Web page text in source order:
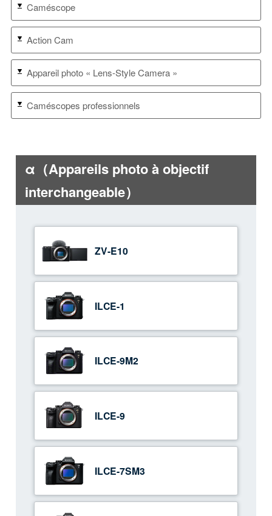
Caméscope
Action Cam
Appareil photo « Lens-Style Camera »
Caméscopes professionnels
α（Appareils photo à objectif
interchangeable）
ZV-E10
ILCE-1
ILCE-9M2
ILCE-9
ILCE-7SM3